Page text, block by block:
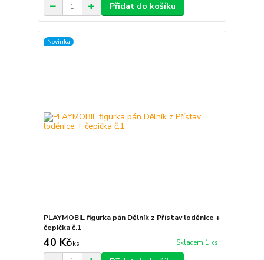
Přidat do košíku
Novinka
PLAYMOBIL figurka pán Dělník z Přístav loděnice +
čepička č.1
40 Kč/ks Skladem 1 ks